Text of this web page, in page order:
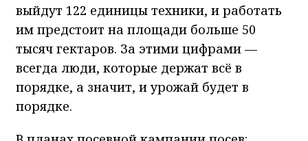
выйдут 122 единицы техники, и работать
им предстоит на площади больше 50
тысяч гектаров. За этими цифрами —
всегда люди, которые держат всё в
порядке, а значит, и урожай будет в
порядке.